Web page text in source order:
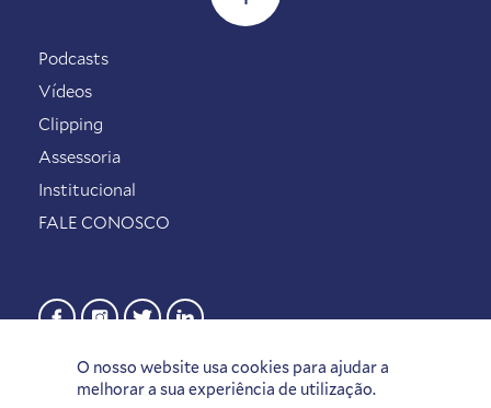
O nosso website usa cookies para ajudar a
melhorar a sua experiência de utilização.
Podcasts
Vídeos
Clipping
Assessoria
Institucional
FALE CONOSCO